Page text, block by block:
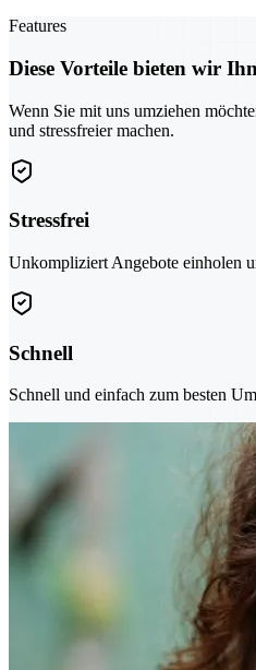
Features
Diese Vorteile bieten wir
Wenn Sie mit uns umziehen
und stressfreier machen.
Stressfrei
Unkompliziert Angebote einholen
Schnell
Schnell und einfach zum besten